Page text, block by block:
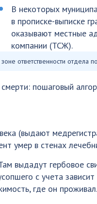
В некоторых
в прописке-выписке
оказывают местные
компании (ТСЖ).
ответственности отдела
пошаговый
(выдают
умер в стенах
выдадут гербовое
с учета
где он проживал.